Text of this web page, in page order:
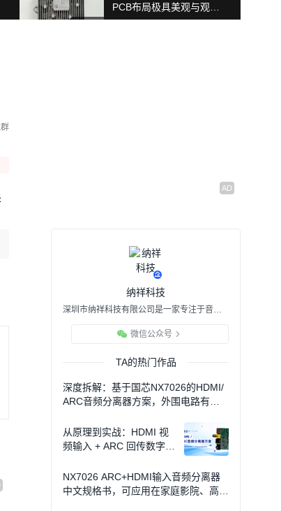
PCB布局极具美观与观赏
性
X444实现4进1出AUX切换
器的多设备音频切换
04/15 15:11
纳祥科技
深圳市纳祥科技有限公司是一家专注于音频编解码、HIFI模拟信号链、高清视频接口转换等领域的国产半导体企业，研发团队均由行业精英及资深研发人员组成，产品广泛适用于消费电子、工业控制、汽车电子等应用场景。
微信公众号
TA的热门作品
深度拆解：基于国芯NX7026的HDMI/
ARC音频分离器方案，外围电路有多
从原理到实战：HDMI 视
频输入 + ARC 回传数字音
NX7026 ARC+HDMI输入音频分离器
中文规格书，可应用在家庭影院、高级